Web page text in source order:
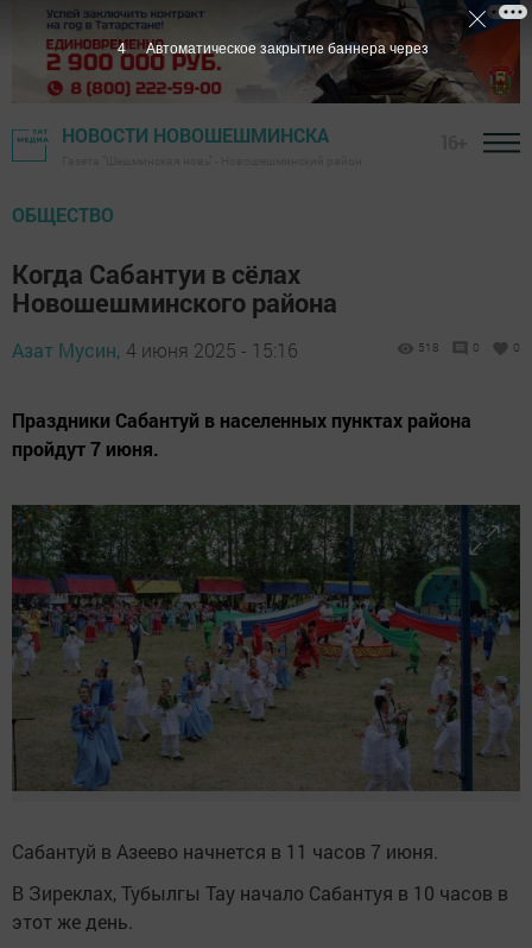
НОВОСТИ НОВОШЕШМИНСКА
ОБЩЕСТВО
Когда Сабантуи в сёлах
Новошешминского района
Азат Мусин, 4 июня 2025 - 15:16 518 0 0
Праздники Сабантуй в населенных пунктах района
пройдут 7 июня.
Сабантуй в Азеево начнется в 11 часов 7 июня.
В Зиреклах, Тубылгы Тау начало Сабантуя в 10 часов в
этот же день.
2 Автоматическое закрытие баннера через